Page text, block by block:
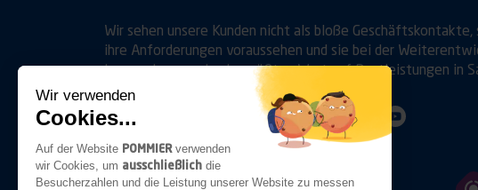
Wir verwenden
Cookies...
Auf der Website POMMIER verwenden
wir Cookies, um ausschließlich die
Besucherzahlen und die Leistung unserer Website zu messen
Wir sehen unsere Kunden nicht als bloße
ihre Anforderungen voraussehen und sie bei der
legen, ebenso wie sie, größten Wert auf Bestleistungen in
Folgen Sie uns auf Linkedin Youtube